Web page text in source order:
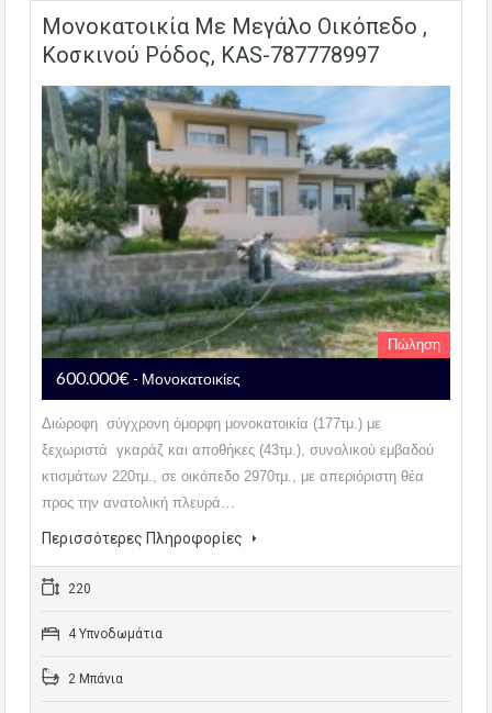
Μονοκατοικία Με Μεγάλο Οικόπεδο ,
Κοσκινού Ρόδος, KAS-787778997
Πώληση
600.000€ - Μονοκατοικίες
Διώροφη σύγχρονη όμορφη μονοκατοικία (177τμ.) με
ξεχωριστά γκαράζ και αποθήκες (43τμ.), συνολικού εμβαδού
κτισμάτων 220τμ., σε οικόπεδο 2970τμ., με απεριόριστη θέα
προς την ανατολική πλευρά…
Περισσότερες Πληροφορίες
220
4 Υπνοδωμάτια
2 Μπάνια